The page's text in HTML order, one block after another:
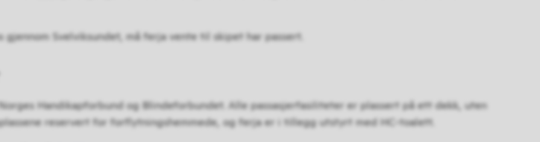
Svelviksundet, må ferja vente til skipet har passert.
Handikapforbund og Blindeforbundet. Alle passasjerfasiliteter er plassert på ett dekk, uten
reservert for forflytningshemmede, og ferja er i tillegg utstyrt med HC-toalett.